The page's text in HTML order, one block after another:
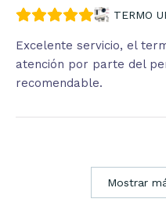
TERMO
Excelente servicio, el
atención por parte del
recomendable.
Mostrar